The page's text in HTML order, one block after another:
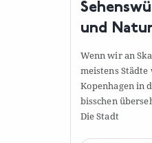
und
Wenn wir an
meistens
Kopenhagen in
bisschen
DieStadt